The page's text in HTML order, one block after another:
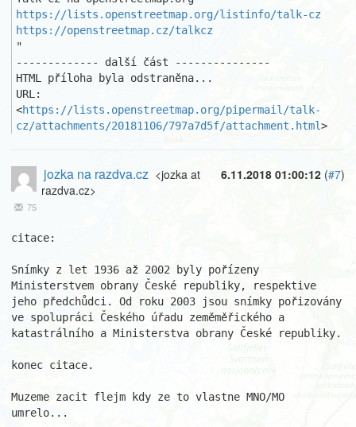
https://lists.openstreetmap.org/listinfo/talk-cz
https://openstreetmap.cz/talkcz
"
------------- další část ---------------
HTML příloha byla odstraněna...
URL:
<https://lists.openstreetmap.org/pipermail/talk-
cz/attachments/20181106/797a7d5f/attachment.html>
6.11.2018 01:00:12 (#7)
jozka na razdva.cz <jozka at
razdva.cz>
75
citace:
Snímky z let 1936 až 2002 byly pořízeny
Ministerstvem obrany České republiky, respektive
jeho předchůdci. Od roku 2003 jsou snímky pořizovány
ve spolupráci Českého úřadu zeměměřického a
katastrálního a Ministerstva obrany České republiky.
konec citace.
Muzeme zacit flejm kdy ze to vlastne MNO/MO
umrelo...